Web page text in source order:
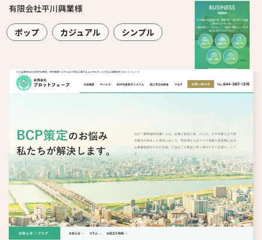
有限会社平川興業様
ポップ カジュアル シンプル